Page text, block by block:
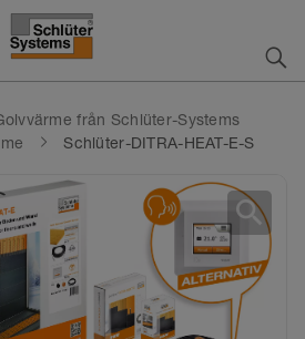
från Schlüter-Systems
Schlüter-DITRA-HEAT-E-S
search